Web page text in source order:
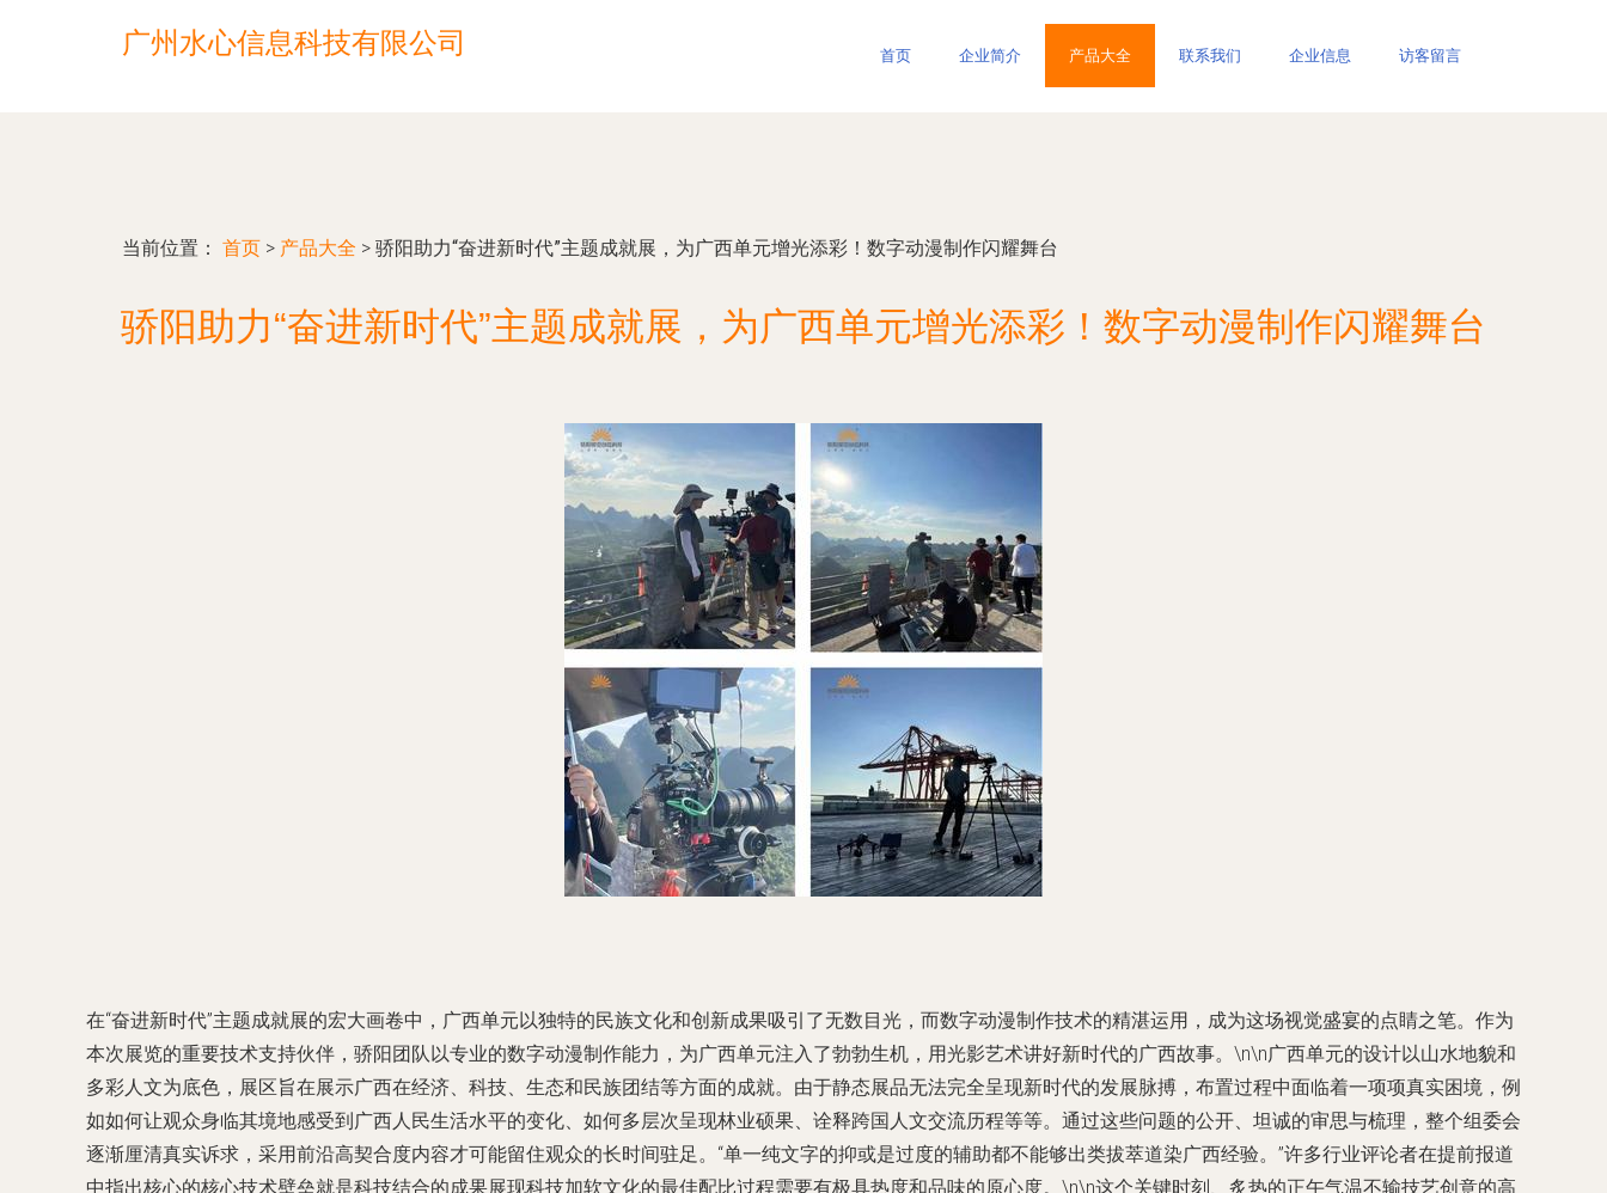
广州水心信息科技有限公司 首页 企业简介 产品大全 联系我们 企业信息 访客留言
当前位置： 首页 > 产品大全 > 骄阳助力“奋进新时代”主题成就展，为广西单元增光添彩！数字动漫制作闪耀舞台
骄阳助力“奋进新时代”主题成就展，为广西单元增光添彩！数字动漫制作闪耀舞台
在“奋进新时代”主题成就展的宏大画卷中，广西单元以独特的民族文化和创新成果吸引了无数目光，而数字动漫制作技术的精湛运用，成为这场视觉盛宴的点睛之笔。作为
本次展览的重要技术支持伙伴，骄阳团队以专业的数字动漫制作能力，为广西单元注入了勃勃生机，用光影艺术讲好新时代的广西故事。\n\n广西单元的设计以山水地貌和
多彩人文为底色，展区旨在展示广西在经济、科技、生态和民族团结等方面的成就。由于静态展品无法完全呈现新时代的发展脉搏，布置过程中面临着一项项真实困境，例
如如何让观众身临其境地感受到广西人民生活水平的变化、如何多层次呈现林业硕果、诠释跨国人文交流历程等等。通过这些问题的公开、坦诚的审思与梳理，整个组委会
逐渐厘清真实诉求，采用前沿高契合度内容才可能留住观众的长时间驻足。“单一纯文字的抑或是过度的辅助都不能够出类拔萃道染广西经验。”许多行业评论者在提前报道
中指出核心的核心技术壁垒就是科技结合的成果展现科技加软文化的最佳配比过程需要有极具热度和品味的原心度。\n\n这个关键时刻、炙热的正午气温不输技艺创意的高